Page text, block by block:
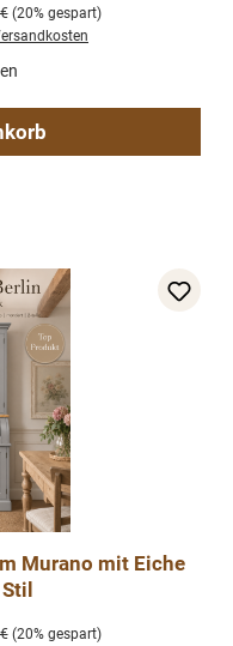
Preis:
(20% gespart)
Murano mit Eiche
Preis:
(20% gespart)